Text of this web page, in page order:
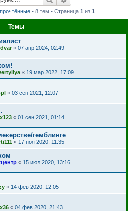
• 8 тем • Страница 1 из 1
Темы
« 07 апр 2024, 02:49
« 19 мар 2022, 17:09
« 03 сен 2021, 12:07
« 01 сен 2021, 01:14
гемблинге
« 17 ноя 2020, 11:35
« 15 июл 2020, 13:16
« 14 фев 2020, 12:05
« 04 фев 2020, 21:43